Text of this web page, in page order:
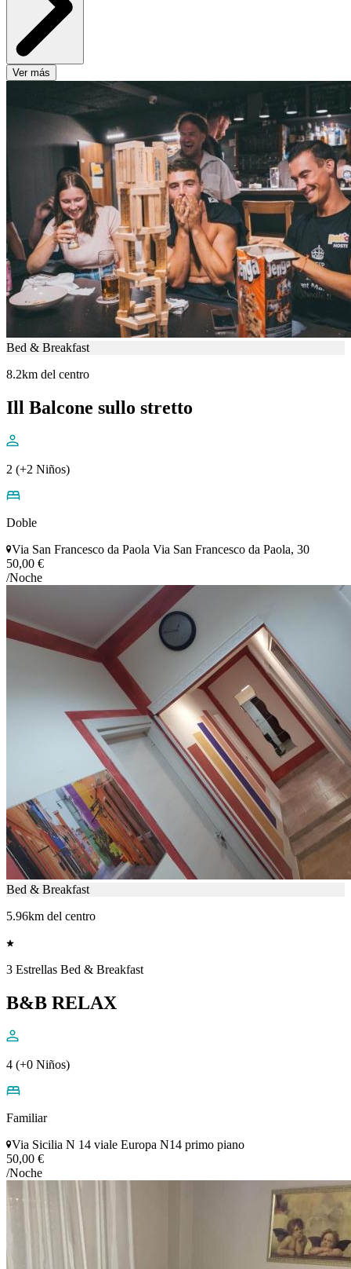
Ver más
Bed & Breakfast
8.2km del centro
Ill Balcone sullo stretto
2 (+2 Niños)
Doble
Via San Francesco da Paola Via San Francesco da Paola, 30
50,00 €
/Noche
Bed & Breakfast
5.96km del centro
3 Estrellas Bed & Breakfast
B&B RELAX
4 (+0 Niños)
Familiar
Via Sicilia N 14 viale Europa N14 primo piano
50,00 €
/Noche